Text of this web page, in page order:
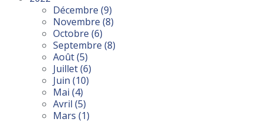
Décembre (9)
Novembre (8)
Octobre (6)
Septembre (8)
Août(5)
Juillet(6)
Juin (10)
Mai (4)
Avril (5)
Mars (1)